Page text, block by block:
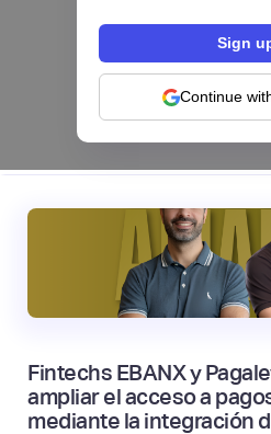
Continue
pago de servicios desde
NEOBANCOS 📲
August
Fintechs EBANX y
ampliar el acceso a
mediante la integración